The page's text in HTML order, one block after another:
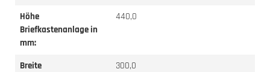
Höhe
Briefkastenanlage in
mm:
440,0
Breite
300,0